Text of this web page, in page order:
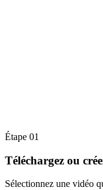
Étape 01
Téléchargez ou
Sélectionnez une vidéo